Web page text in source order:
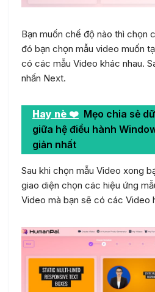
Bạn muốn chế độ nào thì chọn
đó bạn chọn mẫu video muốn
có các mẫu Video khác nhau.
nhấn Next.
Hay nè ❤️ Mẹo chia sẻ
giữa hệ điều hành
giản nhất
Sau khi chọn mẫu Video xong
giao diện chọn các hiệu ứng
Video mà bạn sẽ có các Video